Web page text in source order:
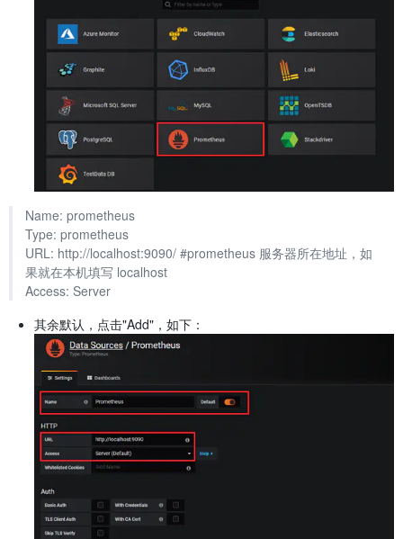
Name: prometheus
Type: prometheus
URL: http://localhost:9090/ #prometheus 服务器所在地址，如
果就在本机填写 localhost
Access: Server
其余默认，点击"Add"，如下：